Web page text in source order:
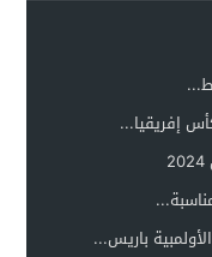
إفريقيا...
باريس...